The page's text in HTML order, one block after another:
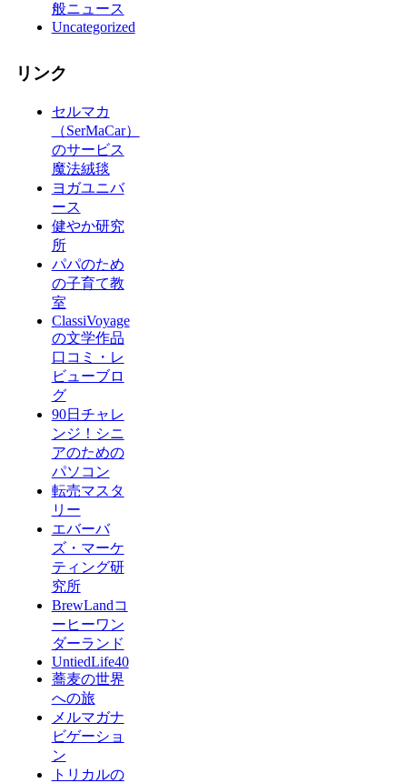
般ニュース
Uncategorized
リンク
セルマカ
（SerMaCar）
のサービス
魔法絨毯
ヨガユニバ
ース
健やか研究
所
パパのため
の子育て教
室
ClassiVoyage
の文学作品
口コミ・レ
ビューブロ
グ
90日チャレ
ンジ！シニ
アのための
パソコン
転売マスタ
リー
エバーバ
ズ・マーケ
ティング研
究所
BrewLandコ
ーヒーワン
ダーランド
UntiedLife40
蕎麦の世界
への旅
メルマガナ
ビゲーショ
ン
トリカルの